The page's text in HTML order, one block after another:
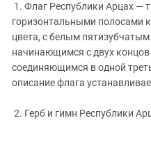
1. Флаг Республики Арцах —
горизонтальными полосами
цвета, с белым
начинающимся с двух
соединяющимся в одной
описание флага
2. Герб и гимн Республики